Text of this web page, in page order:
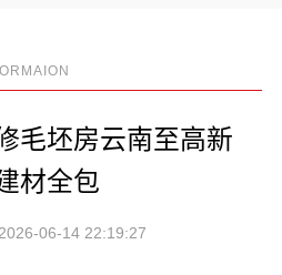
毛坯房云南至高新
材全包
06-14 22:19:27